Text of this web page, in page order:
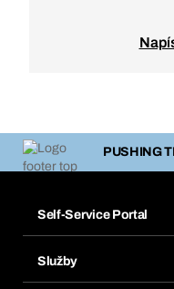
PUSHING
Self-Service Portal
Služby